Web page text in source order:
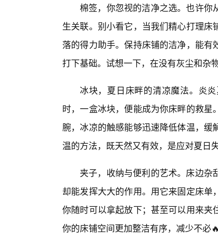
棉签，你忽视的洁净之选。也许你
生关联。别小看它，当我们精心打理
落的得力助手。保持床铺的洁净，能
打下基础。试想一下，在没有灰尘和杂
冰块，夏日床畔的清凉魔法。炎
时，一盒冰块，便能成为你床畔的救
腕，冰凉的触感能够迅速降低体温，
温的方法，既天然又有效，是应对夏日
夹子，收纳与便利的艺术。床边
却能发挥大大的作用。用它来固定床
你随时可以拿起放下；甚至可以用来
你的床铺空间更加整洁有序，减少不必